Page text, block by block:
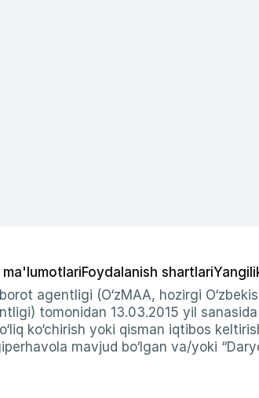
Foydalanish shartlari
agentligi (O‘zMAA, hozirgi
tomonidan 13.03.2015 yil
ko‘chirish yoki qisman iqtibos
mavjud bo‘lgan va/yoki